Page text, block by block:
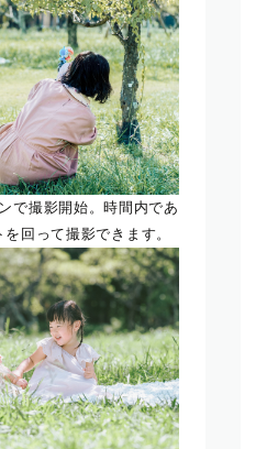
で撮影開始。時間内であ
回って撮影できます。